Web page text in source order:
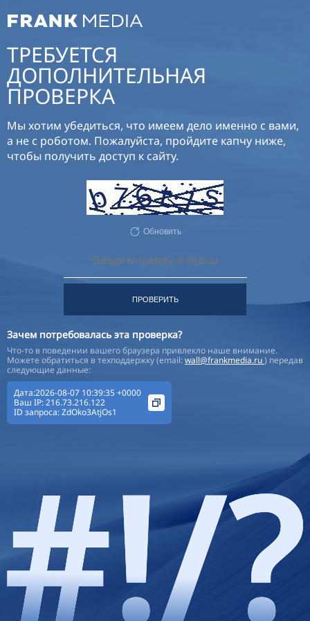
ТРЕБУЕТСЯ
ДОПОЛНИТЕЛЬНАЯ
ПРОВЕРКА
Мы хотим убедиться, что имеем дело именно с вами,
а не с роботом. Пожалуйста, пройдите капчу ниже,
чтобы получить доступ к сайту.
Обновить
ПРОВЕРИТЬ
Зачем потребовалась эта проверка?
Что-то в поведении вашего браузера привлекло наше внимание.
Можете обратиться в техподдержку (email:wall@frankmedia.ru) передав
следующие данные:
Дата:2026-08-07 10:39:35 +0000
Ваш IP:216.73.216.122
ID запроса:ZdOko3AtjOs1